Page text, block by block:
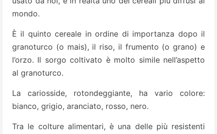
mondo.
È il quinto cereale in ordine di importanza dopo il
granoturco (o mais), il riso, il frumento (o grano) e
l’orzo. Il sorgo coltivato è molto simile nell’aspetto
al granoturco.
La cariosside, rotondeggiante, ha vario colore:
bianco, grigio, aranciato, rosso, nero.
Tra le colture alimentari, è una delle più resistenti